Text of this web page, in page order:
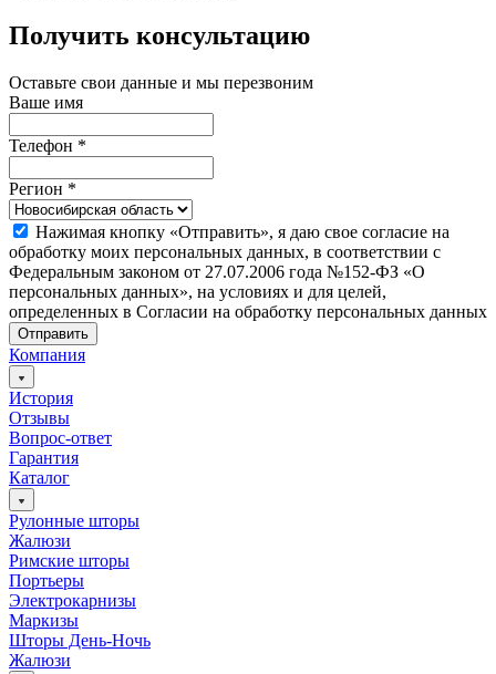
Получить консультацию
Оставьте свои данные и мы перезвоним
Ваше имя
Телефон *
Регион *
Нажимая кнопку «Отправить», я даю свое согласие на
обработку моих персональных данных, в соответствии с
Федеральным законом от 27.07.2006 года №152-ФЗ «О
персональных данных», на условиях и для целей,
определенных в Согласии на обработку персональных данных
Отправить
Компания
История
Отзывы
Вопрос-ответ
Гарантия
Каталог
Рулонные шторы
Жалюзи
Римские шторы
Портьеры
Электрокарнизы
Маркизы
Шторы День-Ночь
Жалюзи